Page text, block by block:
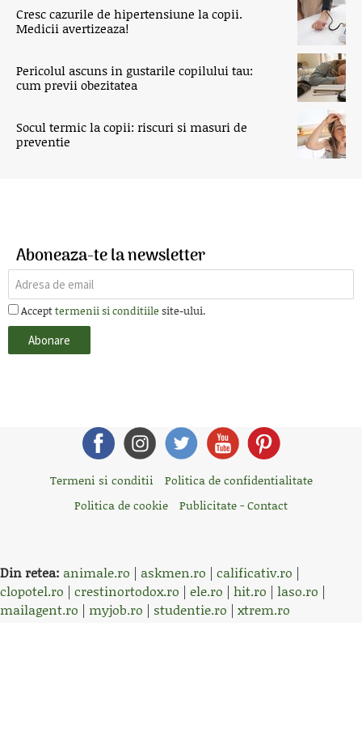
Cresc cazurile de hipertensiune la copii.
Medicii avertizeaza!
Pericolul ascuns in gustarile copilului tau:
cum previi obezitatea
Socul termic la copii: riscuri si masuri de
preventie
Aboneaza-te la newsletter
Accepttermenii si conditiile site-ului.
Termeni si conditii
Politica de confidentialitate
Politica de cookie
Publicitate - Contact
Din retea: animale.ro | askmen.ro | calificativ.ro |
clopotel.ro | crestinortodox.ro | ele.ro | hit.ro | laso.ro |
mailagent.ro | myjob.ro | studentie.ro | xtrem.ro